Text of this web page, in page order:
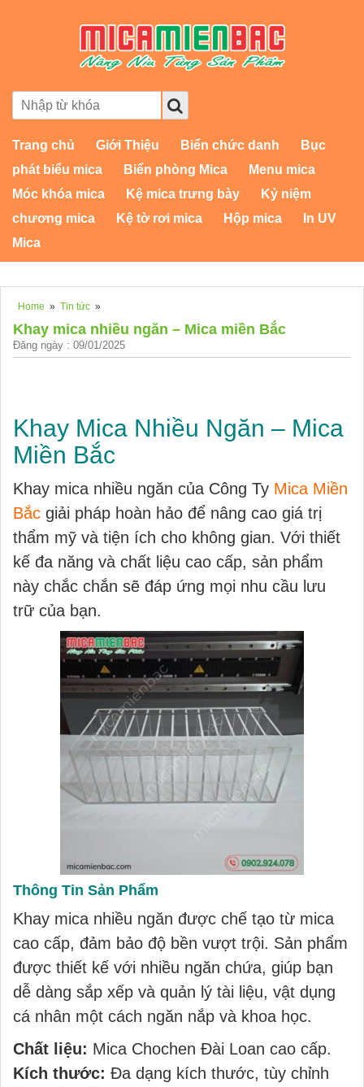
Trang chủ Giới Thiệu Biển chức danh
Bục
phát biểu mica
Biển phòng Mica
Menu mica
Móc khóa mica
Kệ mica trưng bày
Kỷ niệm
chương mica
Kệ tờ rơi mica Hộp mica
In UV
Mica
Home » Tin tức »
Khay mica nhiều ngăn – Mica miền Bắc
Đăng ngày : 09/01/2025
Khay Mica Nhiều Ngăn – Mica
Miền Bắc
Khay mica nhiều ngăn của Công Ty Mica Miền
Bắc giải pháp hoàn hảo để nâng cao giá trị
thẩm mỹ và tiện ích cho không gian. Với thiết
kế đa năng và chất liệu cao cấp, sản phẩm
này chắc chắn sẽ đáp ứng mọi nhu cầu lưu
trữ của bạn.
Thông Tin Sản Phẩm
Khay mica nhiều ngăn được chế tạo từ mica
cao cấp, đảm bảo độ bền vượt trội. Sản phẩm
được thiết kế với nhiều ngăn chứa, giúp bạn
dễ dàng sắp xếp và quản lý tài liệu, vật dụng
cá nhân một cách ngăn nắp và khoa học.
Chất liệu: Mica Chochen Đài Loan cao cấp.
Kích thước: Đa dạng kích thước, tùy chỉnh